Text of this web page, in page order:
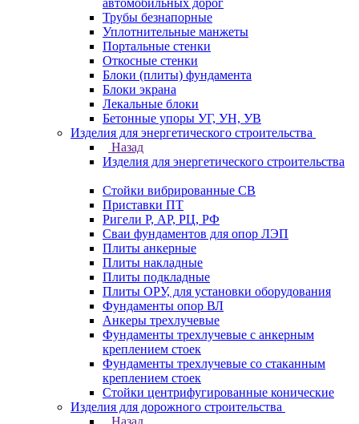
автомобильных дорог
Трубы безнапорные
Уплотнительные манжеты
Портальные стенки
Откосные стенки
Блоки (плиты) фундамента
Блоки экрана
Лекальные блоки
Бетонные упоры УГ, УН, УВ
Изделия для энергетического строительства
Назад
Изделия для энергетического строительства
Стойки вибрированные СВ
Приставки ПТ
Ригели Р, АР, РЦ, РФ
Сваи фундаментов для опор ЛЭП
Плиты анкерные
Плиты накладные
Плиты подкладные
Плиты ОРУ, для установки оборудования
Фундаменты опор ВЛ
Анкеры трехлучевые
Фундаменты трехлучевые с анкерным
креплением стоек
Фундаменты трехлучевые со стаканным
креплением стоек
Стойки центрифугированные конические
Изделия для дорожного строительства
Назад